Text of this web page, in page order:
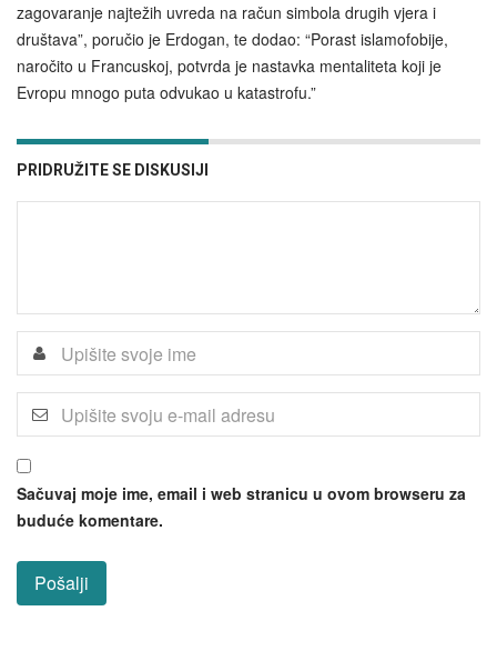
zagovaranje najtežih uvreda na račun simbola drugih vjera i
društava”, poručio je Erdogan, te dodao: “Porast islamofobije,
naročito u Francuskoj, potvrda je nastavka mentaliteta koji je
Evropu mnogo puta odvukao u katastrofu.”
PRIDRUŽITE SE DISKUSIJI
Sačuvaj moje ime, email i web stranicu u ovom browseru za
buduće komentare.